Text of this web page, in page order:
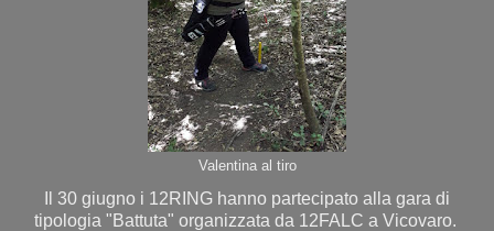
Valentina al tiro
Il 30 giugno i 12RING hanno partecipato alla gara di
tipologia "Battuta" organizzata da 12FALC a Vicovaro.